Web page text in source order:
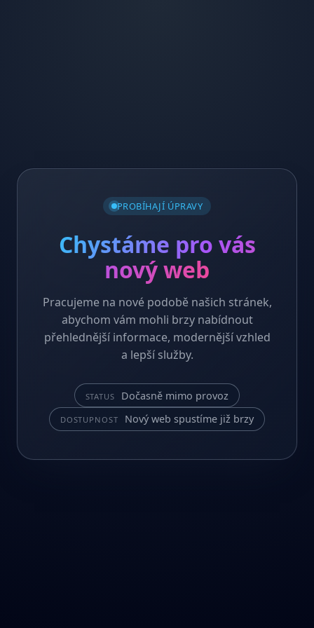
PROBÍHAJÍ ÚPRAVY
Chystáme pro vás
nový web
Pracujeme na nové podobě našich stránek,
abychom vám mohli brzy nabídnout
přehlednější informace, modernější vzhled
a lepší služby.
STATUS Dočasně mimo provoz
DOSTUPNOST Nový web spustíme již brzy